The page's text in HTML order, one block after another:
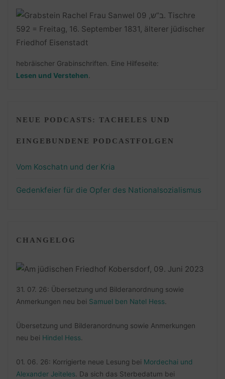
hebräischer Grabinschriften. Eine Hilfeseite:
Lesen und Verstehen
NEUE PODCASTS: TACHELES UND
EINGEBUNDENE PODCASTFOLGEN
Vom Koschatn und der Kria
Gedenkfeier für die Opfer des Nationalsozialismus
CHANGELOG
31. 07. 26: Übersetzung und Bilderanordnung sowie
Anmerkungen neu bei Samuel ben Natel Hess.
Übersetzung und Bilderanordnung sowie Anmerkungen
neu bei Hindel Hess.
01. 06. 26: Korrigierte neue Lesung bei Mordechai und
Alexander Jeiteles. Da sich das Sterbedatum bei